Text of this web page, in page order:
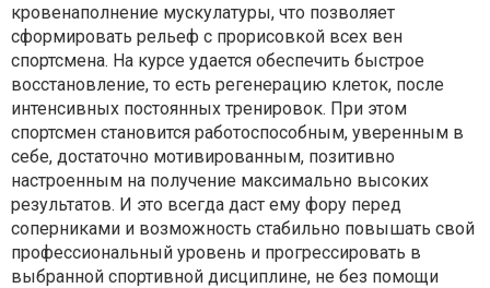
кровенаполнение мускулатуры, что позволяет
сформировать рельеф с прорисовкой всех вен
спортсмена. На курсе удается обеспечить быстрое
восстановление, то есть регенерацию клеток, после
интенсивных постоянных тренировок. При этом
спортсмен становится работоспособным, уверенным в
себе, достаточно мотивированным, позитивно
настроенным на получение максимально высоких
результатов. И это всегда даст ему фору перед
соперниками и возможность стабильно повышать свой
профессиональный уровень и прогрессировать в
выбранной спортивной дисциплине, не без помощи